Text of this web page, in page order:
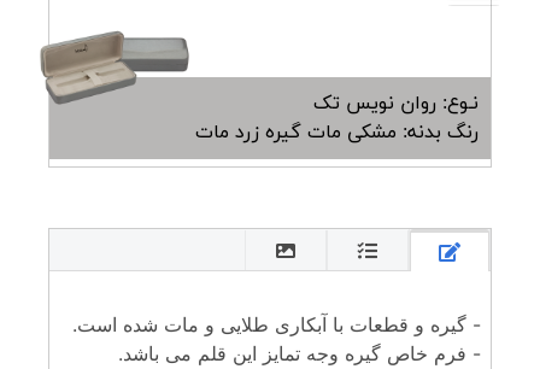
نـوع: روان نویس تک
رنگ بدنه: مشکی مات گیره زرد مات
- گیره و قطعات با آبکاری طلایی و مات شده است.
- فرم خاص گیره وجه تمایز این قلم می باشد.